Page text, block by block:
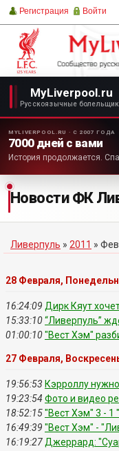
Регистрация Войти
MyLiverpool.ru
Русскоязычные
MYLIVERPOOL.RU · С 2007 ГОДА
7000 дней с вами
История продолжается.
Новости ФК
Ливерпуль » 2011 »
28 Февраля,
16:24:09 Дирк Кяут
15:33:10“Ливерпуль”
01:00:10"Вест Хэм"
27 Февраля,
19:56:53 Кэрроллу
19:23:54 Фото и видео
18:52:15"Вест Хэм" 3 - 1
16:49:39 "Вест Хэм" -
16:19:27 Джеррард: